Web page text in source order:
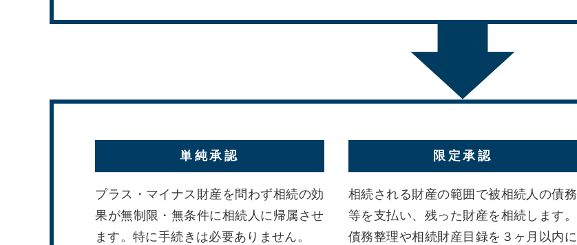
単純承認
プラス・マイナス財産を問わず相続の効
果が無制限・無条件に相続人に帰属させ
ます。特に手続きは必要ありません。
限定承認
相続される財産の範囲で被相続人の債務
等を支払い、残った財産を相続します。
債務整理や相続財産目録を３ヶ月以内に